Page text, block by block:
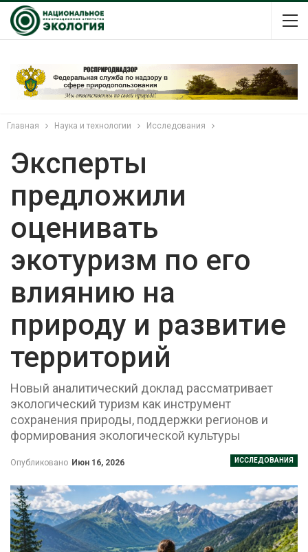
Главная Наука и технологии Исследования
Эксперты
предложили
оценивать
экотуризм по его
влиянию на
природу и развитие
территорий
Новый аналитический доклад рассматривает
экологический туризм как инструмент
сохранения природы, поддержки регионов и
формирования экологической культуры
ИССЛЕДОВАНИЯ
Опубликовано Июн 16, 2026